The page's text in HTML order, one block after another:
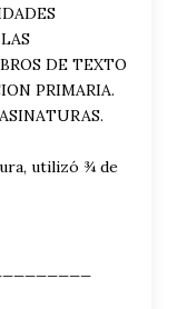
DE TEXTO
PRIMARIA.
utilizó ¾ de